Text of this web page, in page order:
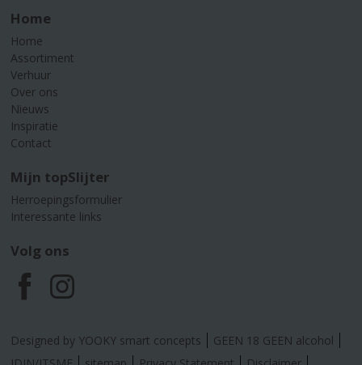
Home
Home
Assortiment
Verhuur
Over ons
Nieuws
Inspiratie
Contact
Mijn topSlijter
Herroepingsformulier
Interessante links
Volg ons
F
a
I
n
Designed by YOOKY smart concepts
GEEN 18 GEEN alcohol